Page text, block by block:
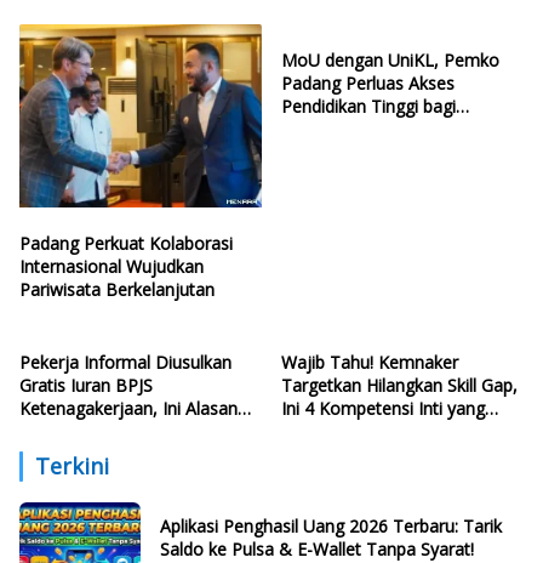
Padang Perkuat Kolaborasi
Internasional Wujudkan
Pariwisata Berkelanjutan
MoU dengan UniKL, Pemko
Padang Perluas Akses
Pendidikan Tinggi bagi
Pekerja Informal Diusulkan
Gratis Iuran BPJS
Ketenagakerjaan, Ini Alasan
Wajib Tahu! Kemnaker
Targetkan Hilangkan Skill Gap,
Ini 4 Kompetensi Inti yang
Terkini
Aplikasi Penghasil Uang 2026 Terbaru: Tarik
Saldo ke Pulsa & E-Wallet Tanpa Syarat!